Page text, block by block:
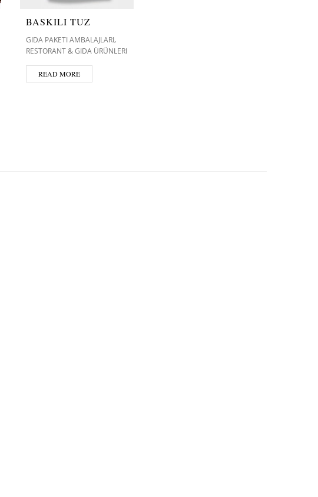
BASKILI TUZ
GIDA PAKETI AMBALAJLARI,
RESTORANT & GIDA ÜRÜNLERI
READ MORE